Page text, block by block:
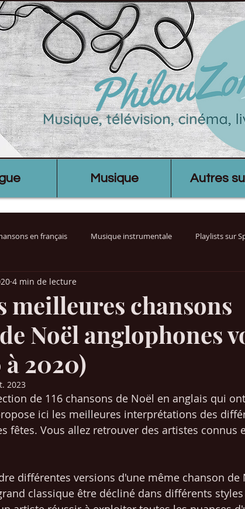
Musique Autres
en français Musique instrumentale Playlists sur
France Palmarès Québec
80-90 Chansons années 2000-2010 Musique (articles)
Films & Cinéma
années 2020-2021
meilleures chansons
Noël anglophones
à 2020)
4 min de lecture
2023
de 116 chansons de Noël en anglais qui
ici les meilleures interprétations des
fêtes. Vous allez retrouver des artistes connus
différentes versions d'une même chanson de
classique être décliné dans différents